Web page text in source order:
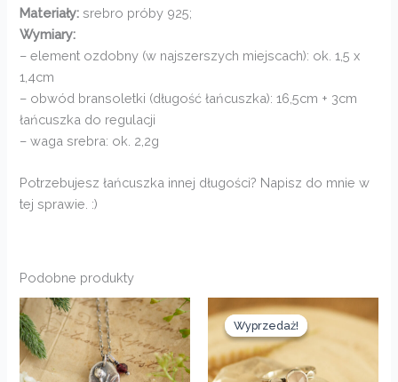
Materiały: srebro próby 925;
Wymiary:
– element ozdobny (w najszerszych miejscach): ok. 1,5 x
1,4cm
– obwód bransoletki (długość łańcuszka): 16,5cm + 3cm
łańcuszka do regulacji
– waga srebra: ok. 2,2g
Potrzebujesz łańcuszka innej długości? Napisz do mnie w
tej sprawie. :)
Podobne produkty
Wyprzedaż!
Wyprzedaż!